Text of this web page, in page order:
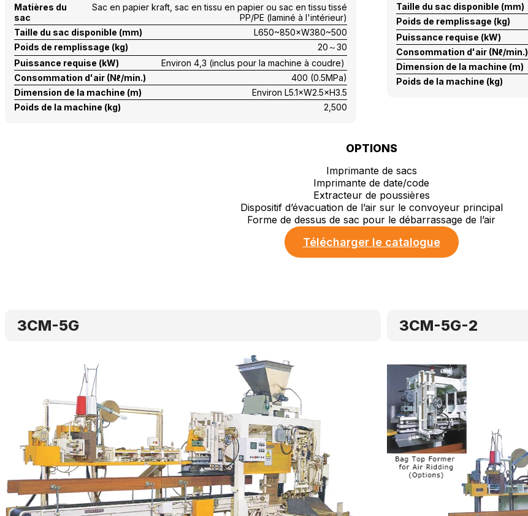
Matières du
sac
Sac en papier kraft, sac en tissu en papier ou sac en tissu tissé
PP/PE (laminé à l'intérieur)
Taille du sac disponible (mm)
L650~850×W380~500
Poids de remplissage (kg)
20～30
Puissance requise (kW)
Environ 4,3 (inclus pour la machine à coudre)
Consommation d'air (Nℓ/min.)
400 (0.5MPa)
Dimension de la machine (m)
Environ L5.1×W2.5×H3.5
Poids de la machine (kg)
2,500
Taille du sac disponible (mm)
Poids de remplissage (kg)
Puissance requise (kW)
Consommation d'air (Nℓ/min.)
Dimension de la machine (m)
Poids de la machine (kg)
OPTIONS
Imprimante de sacs
Imprimante de date/code
Extracteur de poussières
Dispositif d’évacuation de l’air sur le convoyeur principal
Forme de dessus de sac pour le débarrassage de l’air
Télécharger le catalogue
3CM-5G 3CM-5G-2